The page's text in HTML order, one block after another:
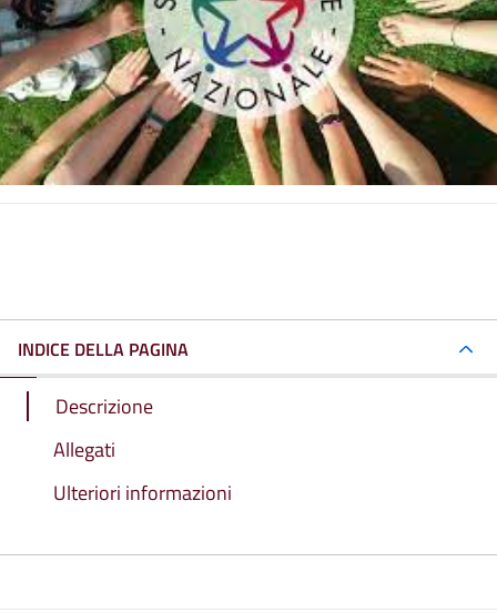
INDICE DELLA PAGINA
Descrizione
Allegati
Ulteriori informazioni